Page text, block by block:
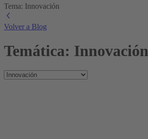
Tema: Innovación
Volver a Blog
Temática: Innovación